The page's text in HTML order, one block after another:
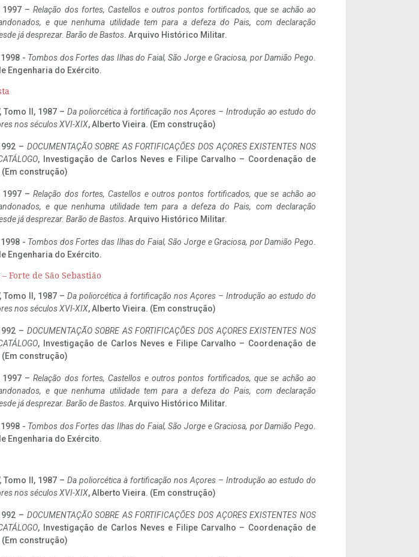
1997 –Relação dos fortes, Castellos e outros pontos fortificados, que se achão ao
e que nenhuma utilidade tem para a defeza do Pais, com declaração
já desprezar. Barão de Bastos. Arquivo Histórico Militar.
- Tombos dos Fortes das Ilhas do Faial, São Jorge e Graciosa, por Damião Pego.
Engenharia do Exército.
Tomo II, 1987 – Da poliorcética à fortificação nos Açores – Introdução ao estudo do
nos séculos XVI-XIX, Alberto Vieira. (Em construção)
– DOCUMENTAÇÃO SOBRE AS FORTIFICAÇÕES DOS AÇORES EXISTENTES NOS
, Investigação de Carlos Neves e Filipe Carvalho – Coordenação de
construção)
1997 –Relação dos fortes, Castellos e outros pontos fortificados, que se achão ao
e que nenhuma utilidade tem para a defeza do Pais, com declaração
já desprezar. Barão de Bastos. Arquivo Histórico Militar.
- Tombos dos Fortes das Ilhas do Faial, São Jorge e Graciosa, por Damião Pego.
Engenharia do Exército.
Forte de São Sebastião
Tomo II, 1987 – Da poliorcética à fortificação nos Açores – Introdução ao estudo do
nos séculos XVI-XIX, Alberto Vieira. (Em construção)
– DOCUMENTAÇÃO SOBRE AS FORTIFICAÇÕES DOS AÇORES EXISTENTES NOS
, Investigação de Carlos Neves e Filipe Carvalho – Coordenação de
construção)
1997 –Relação dos fortes, Castellos e outros pontos fortificados, que se achão ao
e que nenhuma utilidade tem para a defeza do Pais, com declaração
já desprezar. Barão de Bastos. Arquivo Histórico Militar.
- Tombos dos Fortes das Ilhas do Faial, São Jorge e Graciosa, por Damião Pego.
Engenharia do Exército.
Tomo II, 1987 – Da poliorcética à fortificação nos Açores – Introdução ao estudo do
nos séculos XVI-XIX, Alberto Vieira. (Em construção)
– DOCUMENTAÇÃO SOBRE AS FORTIFICAÇÕES DOS AÇORES EXISTENTES NOS
, Investigação de Carlos Neves e Filipe Carvalho – Coordenação de
construção)